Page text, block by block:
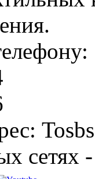
сетях